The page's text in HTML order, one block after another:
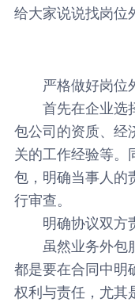
给大家说说找岗位
严格做好岗位
首先在企业选
包公司的资质、经
关的工作经验等。
包，明确当事人的
行审查。
明确协议双方
虽然业务外包
都是要在合同中明
权利与责任，尤其